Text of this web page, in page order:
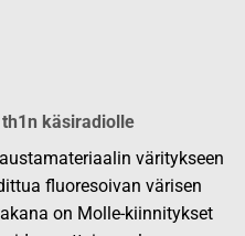
käsiradiolle
väritykseen
fluoresoivan värisen
on Molle-kiinnitykset